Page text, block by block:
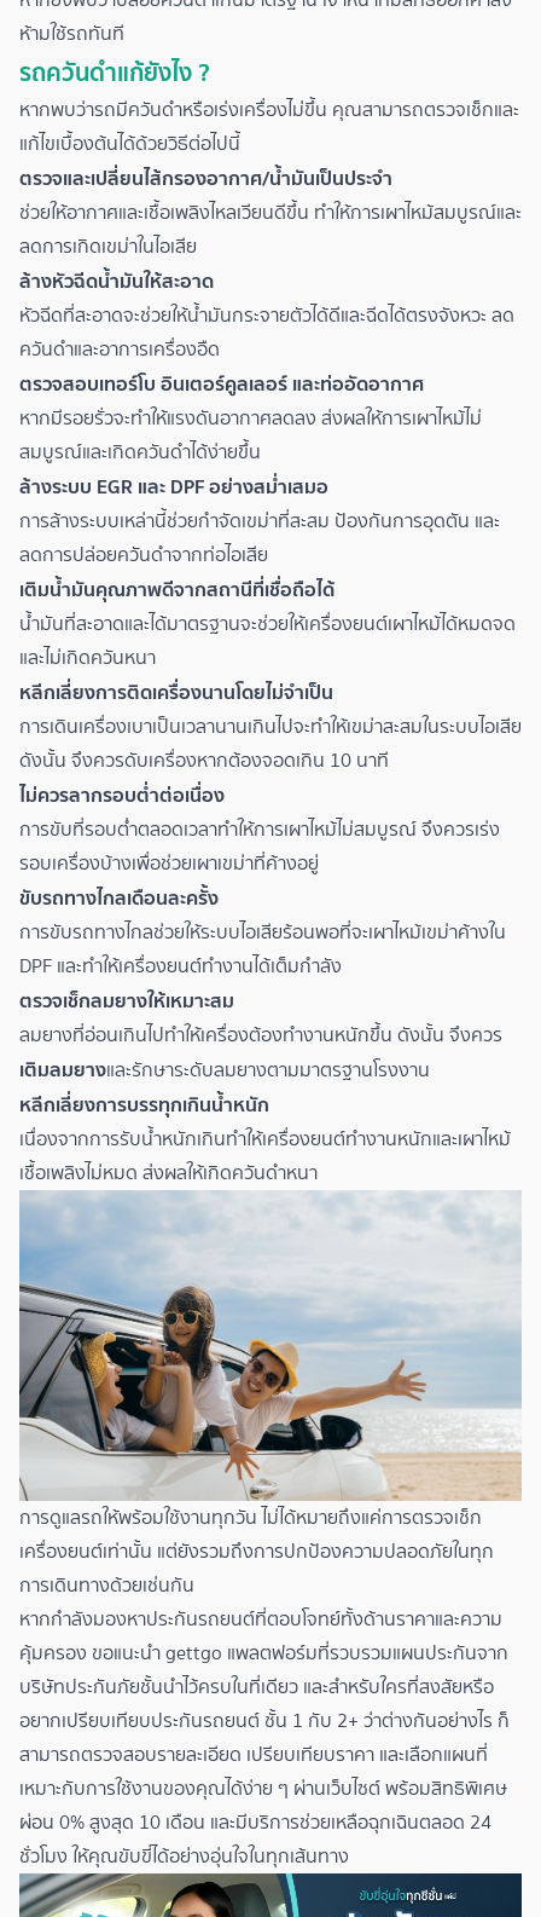
ห้ามใช้รถทันที
รถควันดำแก้ยังไง ?
หากพบว่ารถมีควันดำหรือเร่งเครื่องไม่ขึ้น คุณสามารถตรวจเช็กและ
แก้ไขเบื้องต้นได้ด้วยวิธีต่อไปนี้
ตรวจและเปลี่ยนไส้กรองอากาศ/น้ำมันเป็นประจำ
ช่วยให้อากาศและเชื้อเพลิงไหลเวียนดีขึ้น ทำให้การเผาไหม้สมบูรณ์และ
ลดการเกิดเขม่าในไอเสีย
ล้างหัวฉีดน้ำมันให้สะอาด
หัวฉีดที่สะอาดจะช่วยให้น้ำมันกระจายตัวได้ดีและฉีดได้ตรงจังหวะ ลด
ควันดำและอาการเครื่องอืด
ตรวจสอบเทอร์โบ อินเตอร์คูลเลอร์ และท่ออัดอากาศ
หากมีรอยรั่วจะทำให้แรงดันอากาศลดลง ส่งผลให้การเผาไหม้ไม่
สมบูรณ์และเกิดควันดำได้ง่ายขึ้น
ล้างระบบ EGR และ DPF อย่างสม่ำเสมอ
การล้างระบบเหล่านี้ช่วยกำจัดเขม่าที่สะสม ป้องกันการอุดตัน และ
ลดการปล่อยควันดำจากท่อไอเสีย
เติมน้ำมันคุณภาพดีจากสถานีที่เชื่อถือได้
น้ำมันที่สะอาดและได้มาตรฐานจะช่วยให้เครื่องยนต์เผาไหม้ได้หมดจด
และไม่เกิดควันหนา
หลีกเลี่ยงการติดเครื่องนานโดยไม่จำเป็น
การเดินเครื่องเบาเป็นเวลานานเกินไปจะทำให้เขม่าสะสมในระบบไอเสีย
ดังนั้น จึงควรดับเครื่องหากต้องจอดเกิน 10 นาที
ไม่ควรลากรอบต่ำต่อเนื่อง
การขับที่รอบต่ำตลอดเวลาทำให้การเผาไหม้ไม่สมบูรณ์ จึงควรเร่ง
รอบเครื่องบ้างเพื่อช่วยเผาเขม่าที่ค้างอยู่
ขับรถทางไกลเดือนละครั้ง
การขับรถทางไกลช่วยให้ระบบไอเสียร้อนพอที่จะเผาไหม้เขม่าค้างใน
DPF และทำให้เครื่องยนต์ทำงานได้เต็มกำลัง
ตรวจเช็กลมยางให้เหมาะสม
ลมยางที่อ่อนเกินไปทำให้เครื่องต้องทำงานหนักขึ้น ดังนั้น จึงควร
เติมลมยางและรักษาระดับลมยางตามมาตรฐานโรงงาน
หลีกเลี่ยงการบรรทุกเกินน้ำหนัก
เนื่องจากการรับน้ำหนักเกินทำให้เครื่องยนต์ทำงานหนักและเผาไหม้
เชื้อเพลิงไม่หมด ส่งผลให้เกิดควันดำหนา
การดูแลรถให้พร้อมใช้งานทุกวัน ไม่ได้หมายถึงแค่การตรวจเช็ก
เครื่องยนต์เท่านั้น แต่ยังรวมถึงการปกป้องความปลอดภัยในทุก
การเดินทางด้วยเช่นกัน
หากกำลังมองหาประกันรถยนต์ที่ตอบโจทย์ทั้งด้านราคาและความ
คุ้มครอง ขอแนะนำ gettgo แพลตฟอร์มที่รวบรวมแผนประกันจาก
บริษัทประกันภัยชั้นนำไว้ครบในที่เดียว และสำหรับใครที่สงสัยหรือ
อยากเปรียบเทียบประกันรถยนต์ ชั้น 1 กับ 2+ ว่าต่างกันอย่างไร ก็
สามารถตรวจสอบรายละเอียด เปรียบเทียบราคา และเลือกแผนที่
เหมาะกับการใช้งานของคุณได้ง่าย ๆ ผ่านเว็บไซต์ พร้อมสิทธิพิเศษ
ผ่อน 0% สูงสุด 10 เดือน และมีบริการช่วยเหลือฉุกเฉินตลอด 24
ชั่วโมง ให้คุณขับขี่ได้อย่างอุ่นใจในทุกเส้นทาง